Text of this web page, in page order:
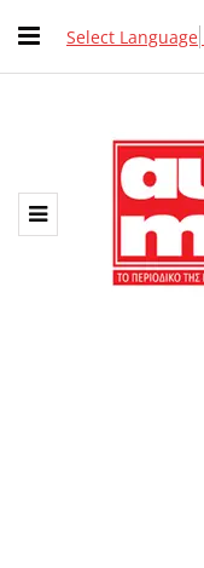
Select Language